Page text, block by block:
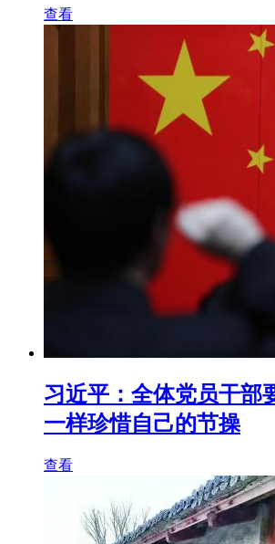
查看
习近平：全体党员干部
一样珍惜自己的节操
查看